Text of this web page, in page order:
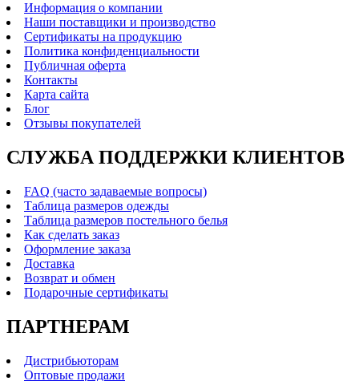
Информация о компании
Наши поставщики и производство
Сертификаты на продукцию
Политика конфиденциальности
Публичная оферта
Контакты
Карта сайта
Блог
Отзывы покупателей
СЛУЖБА ПОДДЕРЖКИ КЛИЕНТОВ
FAQ (часто задаваемые вопросы)
Таблица размеров одежды
Таблица размеров постельного белья
Как сделать заказ
Оформление заказа
Доставка
Возврат и обмен
Подарочные сертификаты
ПАРТНЕРАМ
Дистрибьюторам
Оптовые продажи